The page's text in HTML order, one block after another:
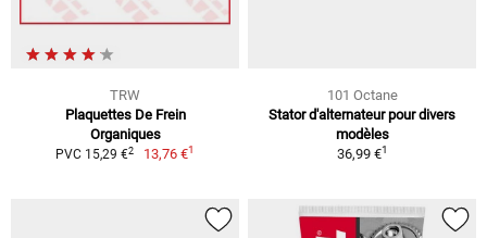
TRW
Plaquettes De Frein
Organiques
PVC 15,29 €2 13,76 €1
101 Octane
Stator d'alternateur pour divers
modèles
36,99 €1